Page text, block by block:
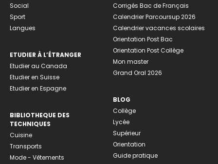
Social
Sport
Langues
ETUDIER À L’ÉTRANGER
Etudier au Canada
Etudier en Suisse
Etudier en Espagne
BIBLIOTHEQUE DES
TECHNIQUES
Cuisine
Transports
Mode - Vêtements
Corrigés Bac de Français
Calendrier Parcoursup 2026
Calendrier vacances scolaires
Orientation Post Bac
Orientation Post Collège
Mon master
Grand Oral 2026
BLOG
Collège
Lycée
Supérieur
Orientation
Guide pratique